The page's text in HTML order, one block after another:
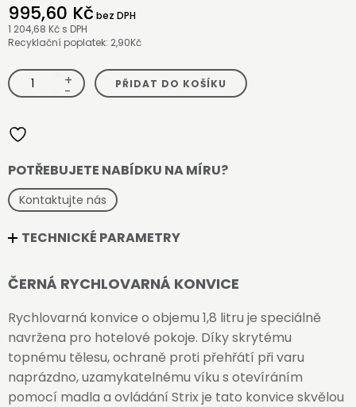
995,60 Kčbez DPH
1 204,68 Kč s DPH
Recyklační poplatek: 2,90Kč
Rychlovarná
konvice
Hertford
-
černá
+
- PŘIDAT DO KOŠÍKU
POTŘEBUJETE NABÍDKU NA MÍRU?
Kontaktujte nás
TECHNICKÉ PARAMETRY
ČERNÁ RYCHLOVARNÁ KONVICE
Rychlovarná konvice o objemu 1,8 litru je speciálně
navržena pro hotelové pokoje. Díky skrytému
topnému tělesu, ochraně proti přehřátí při varu
naprázdno, uzamykatelnému víku s otevíráním
pomocí madla a ovládání Strix je tato konvice skvělou